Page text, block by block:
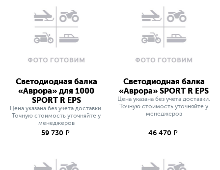
Светодиодная балка
«Аврора» для 1000
SPORT R EPS
Цена указана без учета доставки.
Точную стоимость уточняйте у
менеджеров
59 730 q
Светодиодная балка
«Аврора» SPORT R EPS
Цена указана без учета доставки.
Точную стоимость уточняйте у
менеджеров
46 470 q